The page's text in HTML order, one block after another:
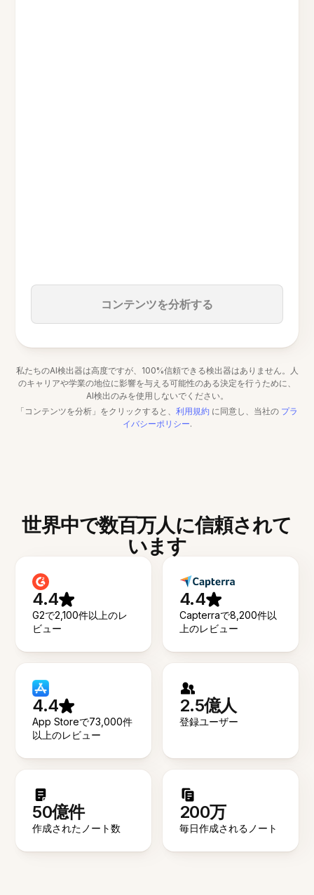
コンテンツを分析する
私たちのAI検出器は高度ですが、100%信頼できる検出器はありません。人
のキャリアや学業の地位に影響を与える可能性のある決定を行うために、
AI検出のみを使用しないでください。
「コンテンツを分析」をクリックすると、 利用規約 に同意し、当社の プラ
イバシーポリシー.
世界中で数百万人に信頼されて
います
4.4
G2で2,100件以上のレ
ビュー
4.4
Capterraで8,200件以
上のレビュー
4.4
App Storeで73,000件
以上のレビュー
2.5億人
登録ユーザー
50億件
作成されたノート数
200万
毎日作成されるノート